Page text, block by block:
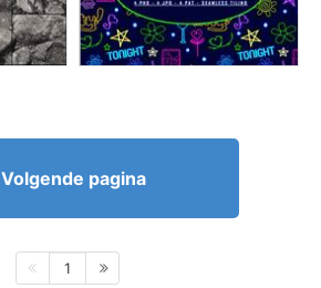
Volgende pagina
1